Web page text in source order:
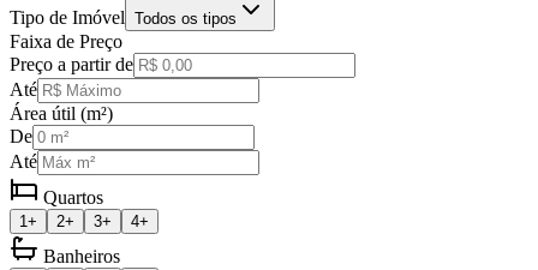
Tipo de Imóvel Todos os tipos
Faixa de Preço
Preço a partir de
Até
Área útil (m²)
De
Até
Quartos
1+ 2+ 3+ 4+
Banheiros